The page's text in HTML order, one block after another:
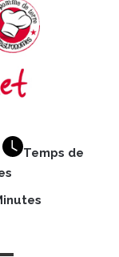
Temps de